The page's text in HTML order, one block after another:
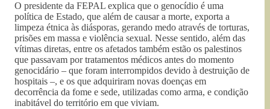
O presidente da FEPAL explica que o genocídio é uma
política de Estado, que além de causar a morte, exporta a
limpeza étnica às diásporas, gerando medo através de torturas,
prisões em massa e violência sexual. Nesse sentido, além das
vítimas diretas, entre os afetados também estão os palestinos
que passavam por tratamentos médicos antes do momento
genocidário – que foram interrompidos devido à destruição de
hospitais –, e os que adquiriram novas doenças em
decorrência da fome e sede, utilizadas como arma, e condição
inabitável do território em que viviam.